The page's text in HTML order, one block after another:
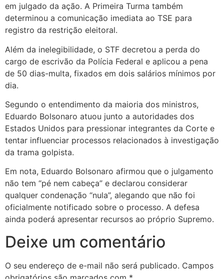
em julgado da ação. A Primeira Turma também
determinou a comunicação imediata ao TSE para
registro da restrição eleitoral.
Além da inelegibilidade, o STF decretou a perda do
cargo de escrivão da Polícia Federal e aplicou a pena
de 50 dias-multa, fixados em dois salários mínimos por
dia.
Segundo o entendimento da maioria dos ministros,
Eduardo Bolsonaro atuou junto a autoridades dos
Estados Unidos para pressionar integrantes da Corte e
tentar influenciar processos relacionados à investigação
da trama golpista.
Em nota, Eduardo Bolsonaro afirmou que o julgamento
não tem “pé nem cabeça” e declarou considerar
qualquer condenação “nula”, alegando que não foi
oficialmente notificado sobre o processo. A defesa
ainda poderá apresentar recursos ao próprio Supremo.
Deixe um comentário
O seu endereço de e-mail não será publicado. Campos